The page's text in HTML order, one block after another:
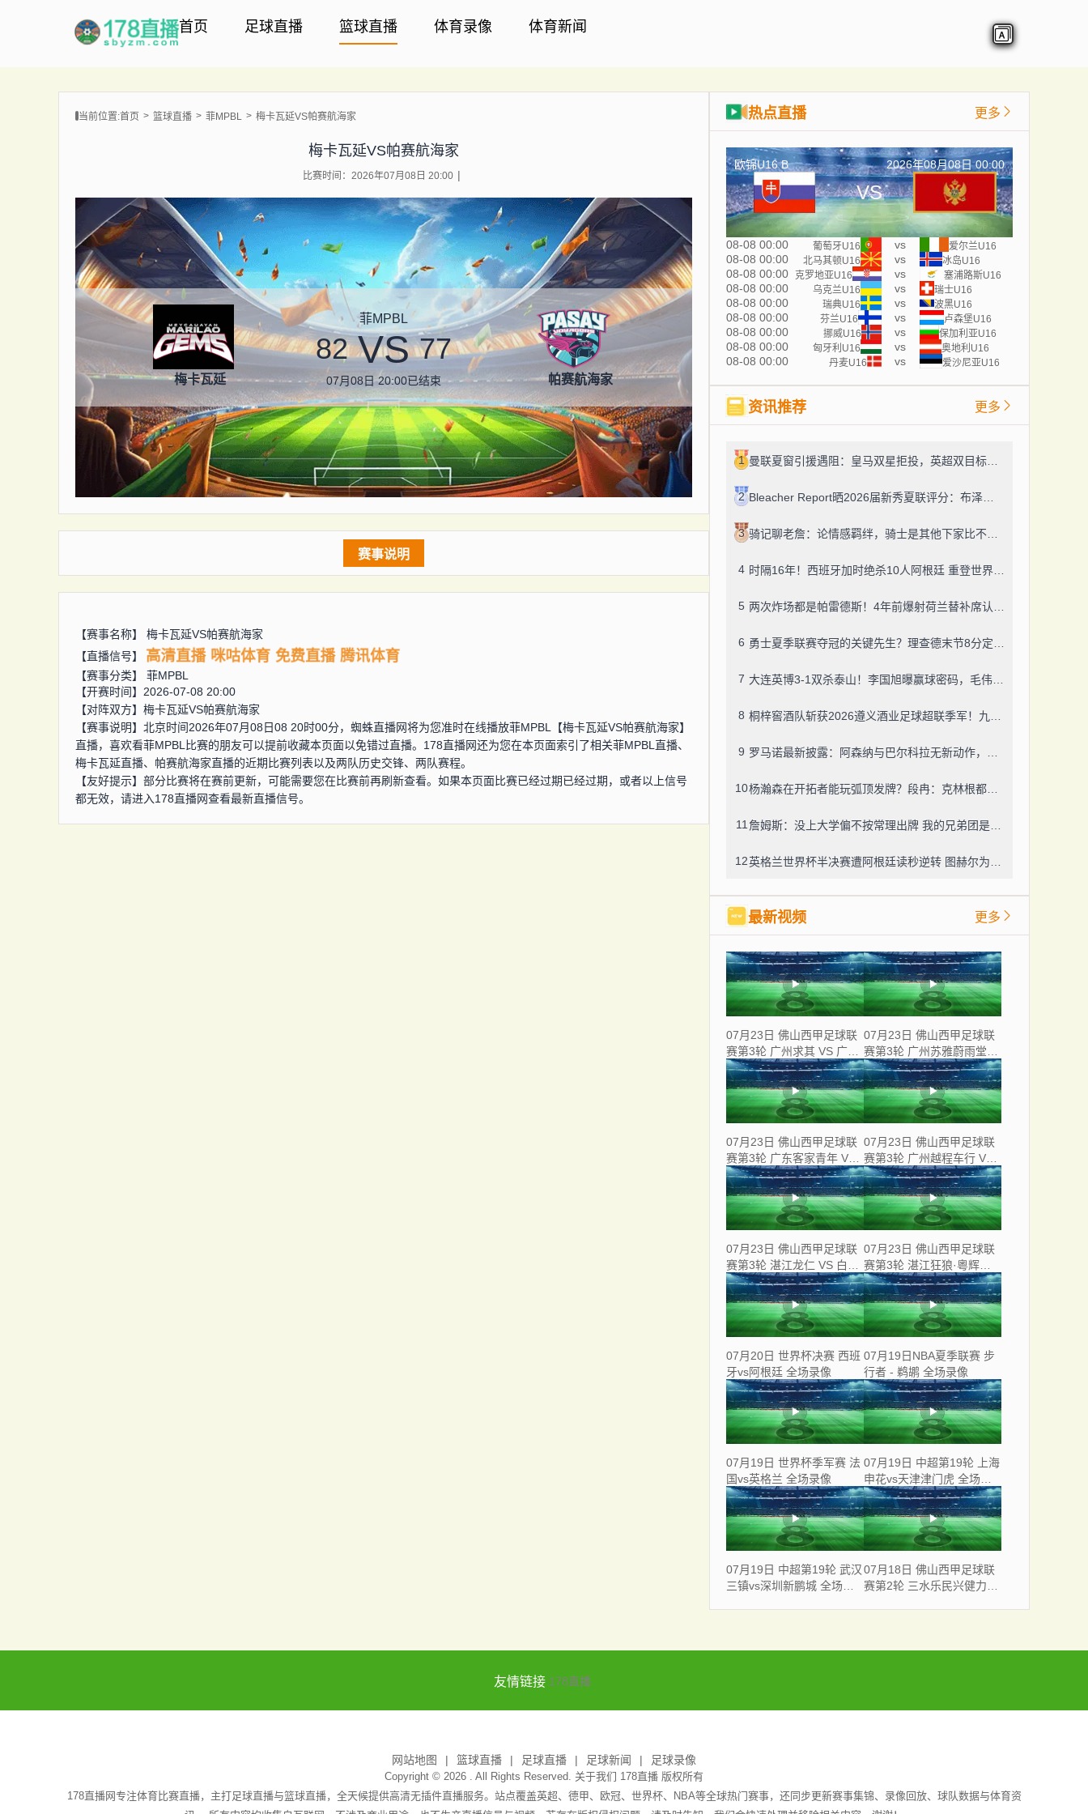
首页 足球直播 篮球直播 体育录像 体育新闻
当前位置:首页 篮球直播 菲MPBL 梅卡瓦延VS帕赛航海家
梅卡瓦延VS帕赛航海家
比赛时间：2026年07月08日 20:00
梅卡瓦延
菲MPBL
82 VS 77
07月08日 20:00已结束 帕赛航海家
赛事说明
【赛事名称】 梅卡瓦延VS帕赛航海家
【直播信号】
高清直播 咪咕体育 免费直播 腾讯体育
【赛事分类】 菲MPBL
【开赛时间】2026-07-08 20:00
【对阵双方】 梅卡瓦延VS帕赛航海家
【赛事说明】北京时间2026年07月08日08 20时00分，蜘蛛直播网将为您准时在线播放菲MPBL【梅卡瓦延VS帕赛航海家】
直播，喜欢看菲MPBL比赛的朋友可以提前收藏本页面以免错过直播。178直播网还为您在本页面索引了相关菲MPBL直播、
梅卡瓦延直播、帕赛航海家直播的近期比赛列表以及两队历史交锋、两队赛程。
【友好提示】部分比赛将在赛前更新，可能需要您在比赛前再刷新查看。如果本页面比赛已经过期已经过期，或者以上信号
都无效，请进入178直播网查看最新直播信号。
热点直播 更多
欧锦U16 B 2026年08月08日 00:00
VS
08-08 00:00 葡萄牙U16 vs 爱尔兰U16
08-08 00:00 北马其顿U16 vs 冰岛U16
08-08 00:00 克罗地亚U16 vs 塞浦路斯U16
08-08 00:00 乌克兰U16 vs 瑞士U16
08-08 00:00 瑞典U16 vs 波黑U16
08-08 00:00 芬兰U16 vs 卢森堡U16
08-08 00:00 挪威U16 vs 保加利亚U16
08-08 00:00 匈牙利U16 vs 奥地利U16
08-08 00:00 丹麦U16 vs 爱沙尼亚U16
资讯推荐 更多
1
2
3
4
5
6
7
8
9
10
11
12
最新视频 更多
07月23日 佛山西甲足球联
赛第3轮 广州求其 VS 广东
飞马 全场录像
07月23日 佛山西甲足球联
赛第3轮 广州苏雅蔚雨堂
VS 极速超鹰广州FC 全场
录像
07月23日 佛山西甲足球联
赛第3轮 广东客家青年 VS
三七互娱 全场录像
07月23日 佛山西甲足球联
赛第3轮 广州越程车行 VS
南山博鑫创科 全场录像
07月23日 佛山西甲足球联
赛第3轮 湛江龙仁 VS 白坭
兴龙 全场录像
07月23日 佛山西甲足球联
赛第3轮 湛江狂狼·粵辉能
源 VS 三水乐民兴健力宝 全
场录像
07月20日 世界杯决赛 西班
牙vs阿根廷 全场录像
07月19日NBA夏季联赛 步
行者 - 鹈鹕 全场录像
07月19日 世界杯季军赛 法
国vs英格兰 全场录像
07月19日 中超第19轮 上海
申花vs天津津门虎 全场录
像
07月19日 中超第19轮 武汉
三镇vs深圳新鹏城 全场录
07月18日 佛山西甲足球联
赛第2轮 三水乐民兴健力宝
友情链接 178直播
网站地图 篮球直播 足球直播 足球新闻 足球录像
Copyright © 2026 . All Rights Reserved. 关于我们 178直播 版权所有
178直播网专注体育比赛直播，主打足球直播与篮球直播，全天候提供高清无插件直播服务。站点覆盖英超、德甲、欧冠、世界杯、NBA等全球热门赛事，还同步更新赛事集锦、录像回放、球队数据与体育资